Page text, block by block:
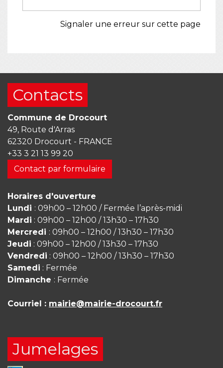
Signaler une erreur sur cette page
Contacts
Commune de Drocourt
49, Route d'Arras
62320 Drocourt - FRANCE
+33 3 21 13 99 20
Contact par formulaire
Horaires d'ouverture
Lundi : 09h00 – 12h00 / Fermée l’après-midi
Mardi : 09h00 – 12h00 / 13h30 – 17h30
Mercredi : 09h00 – 12h00 / 13h30 – 17h30
Jeudi : 09h00 – 12h00 / 13h30 – 17h30
Vendredi : 09h00 – 12h00 / 13h30 – 17h30
Samedi : Fermée
Dimanche : Fermée
Courriel : mairie@mairie-drocourt.fr
Jumelages